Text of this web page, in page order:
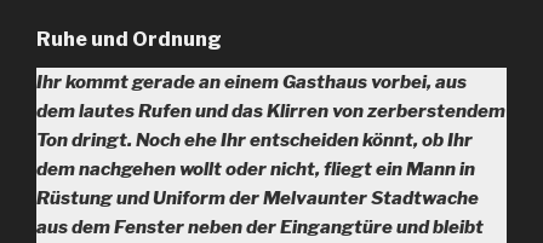
Ruhe und Ordnung
Ihr kommt gerade an einem Gasthaus vorbei, aus
dem lautes Rufen und das Klirren von zerberstendem
Ton dringt. Noch ehe Ihr entscheiden könnt, ob Ihr
dem nachgehen wollt oder nicht, fliegt ein Mann in
Rüstung und Uniform der Melvaunter Stadtwache
aus dem Fenster neben der Eingangtüre und bleibt